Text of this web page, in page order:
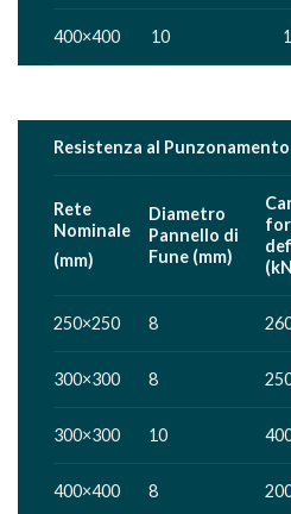
400×400 10
Resistenza al Punzonamento
Rete
Nominale
(mm)
Diametro
Pannello di
Fune (mm)
250×250 8
300×300 8
300×300 10
400×400 8